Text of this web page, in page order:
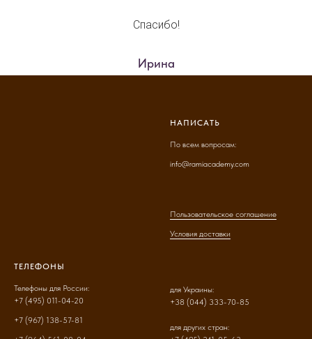
Спасибо!
Ирина
НАПИСАТЬ
По всем вопросам:
info@ramiacademy.com
Пользовательское соглашение
Условия доставки
ТЕЛЕФОНЫ
Телефоны для России:
+7 (495) 011-04-20
+7 (967) 138-57-81
для Украины:
+38 (044) 333-70-85
для других стран: